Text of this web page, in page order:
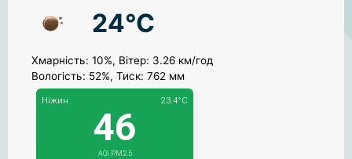
24°C
Хмарність: 10%, Вітер: 3.26 км/год
Вологість: 52%, Тиск: 762 мм